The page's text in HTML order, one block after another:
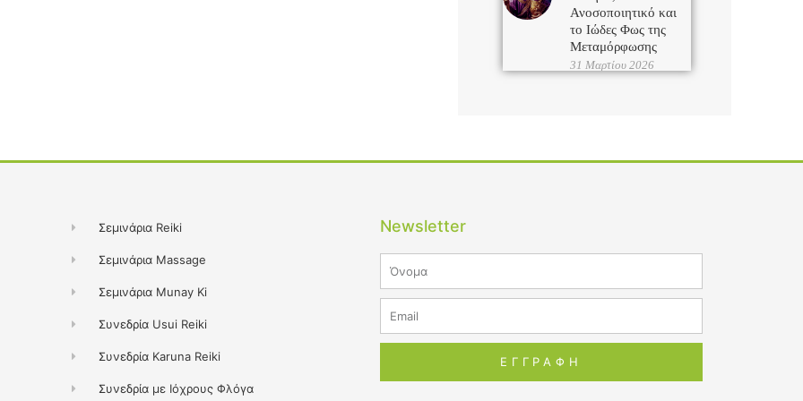
Ανοσοποιητικό και
το Ιώδες Φως της
Μεταμόρφωσης
31 Μαρτίου 2026
Σεμινάρια Reiki
Σεμινάρια Massage
Σεμινάρια Munay Ki
Συνεδρία Usui Reiki
Συνεδρία Karuna Reiki
Συνεδρία με Ιόχρους Φλόγα
Newsletter
Name
Email
ΕΓΓΡΑΦΗ